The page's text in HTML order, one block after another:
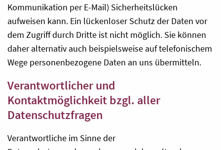
Kommunikation per E-Mail) Sicherheitslücken
aufweisen kann. Ein lückenloser Schutz der Daten vor
dem Zugriff durch Dritte ist nicht möglich. Sie können
daher alternativ auch beispielsweise auf telefonischem
Wege personenbezogene Daten an uns übermitteln.
Verantwortlicher und
Kontaktmöglichkeit bzgl. aller
Datenschutzfragen
Verantwortliche im Sinne der